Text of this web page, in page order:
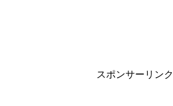
スポンサーリンク